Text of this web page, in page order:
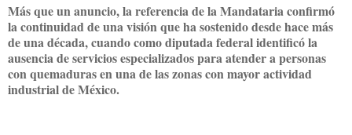
Más que un anuncio, la referencia de la Mandataria confirmó
la continuidad de una visión que ha sostenido desde hace más
de una década, cuando como diputada federal identificó la
ausencia de servicios especializados para atender a personas
con quemaduras en una de las zonas con mayor actividad
industrial de México.